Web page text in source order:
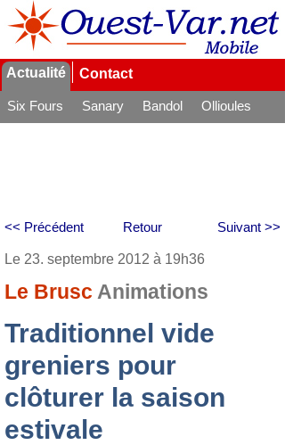
Actualité Contact
Six Fours Sanary Bandol
Ollioules
Retour
<< Précédent Suivant >>
Le 23. septembre 2012 à 19h36
Le Brusc Animations
Traditionnel vide
greniers pour
clôturer la saison
estivale